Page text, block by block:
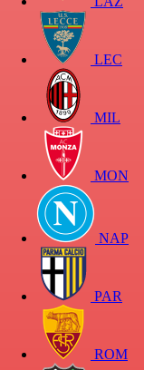
LEC
MIL
MON
NAP
PAR
ROM